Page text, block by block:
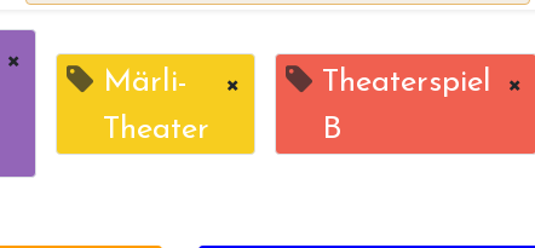
×
Märli-
Theater
×
Theaterspiel
B
×